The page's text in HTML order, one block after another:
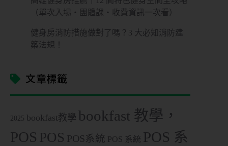
（單次入場・團體課・收費資訊一次看）
健身房消防措施做對了嗎？3 大必知消防建
築法規！
文章標籤
2025 bookfast教學 bookfast 教學，
POS POS POS系統 POS 系統 POS 系